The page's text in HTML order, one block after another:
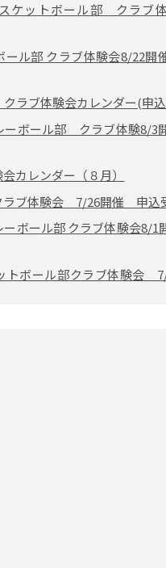
ケットボール部 クラブ
ール部 クラブ体験会8/22
ブ体験会カレンダー(申
ーボール部 クラブ体験8/
カレンダー（８月）
ラブ体験会 7/26開催 申込
ーボール部 クラブ体験会8/
トボール部クラブ体験会